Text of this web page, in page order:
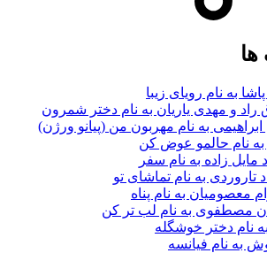
ها
به نام رویای زیبا
راد و مهدی یاریان به نام دختر شمرون
ابراهیمی به نام مهربون من (پیانو ورژن)
به نام حالمو عوض کن
مایل زاده به نام سفر
تاروردی به نام تماشای تو
معصومیان به نام پناه
مصطفوی به نام لب تر کن
نام دختر خوشگله
به نام فیانسه